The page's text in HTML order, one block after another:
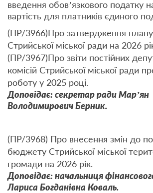
введення обов’язкового податку
вартість для платників єдиного
(ПР/3966)Про затвердження
Стрийської міської ради на 2026
(ПР/3967)Про звіти постійних
комісій Стрийської міської ради
роботу у 2025 році.
Доповідає: секретар ради Мар’ян
Володимирович Берник.
(ПР/3968) Про внесення змін до
бюджету Стрийської міської
громади на 2026 рік.
Доповідає: начальниця
Лариса Богданівна Коваль.